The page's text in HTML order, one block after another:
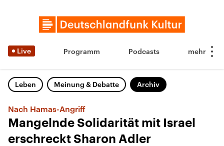
Live Programm Podcasts
Leben Meinung & Debatte Archiv
Nach Hamas-Angriff
Mangelnde Solidarität mit Israel
erschreckt Sharon Adler